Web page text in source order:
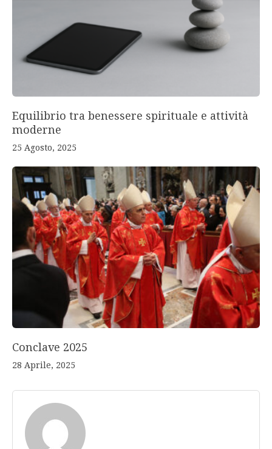
Equilibrio tra benessere spirituale e attività
moderne
25 Agosto, 2025
Conclave 2025
28 Aprile, 2025